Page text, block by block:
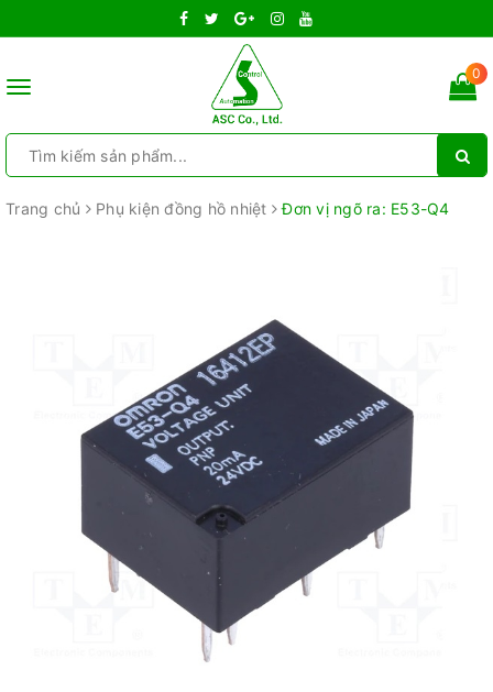
Toggle
0
Trang chủ Phụ kiện đồng hồ nhiệt Đơn vị ngõ ra: E53-Q4